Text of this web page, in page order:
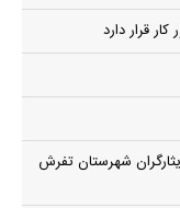
قرار دارد
شهرستان تفرش